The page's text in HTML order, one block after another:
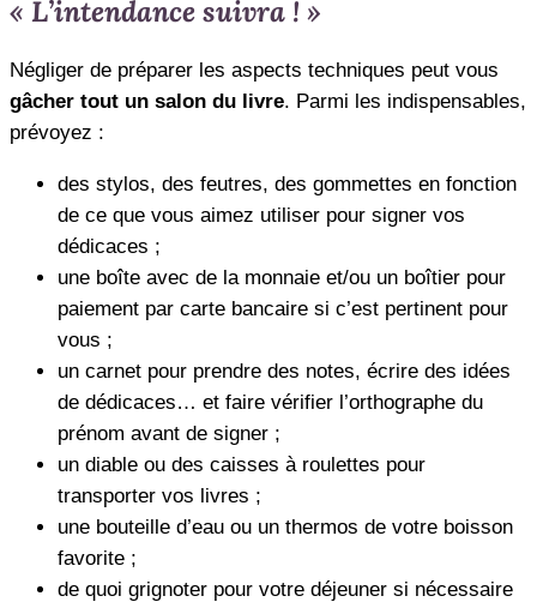
« L’intendance suivra ! »
Négliger de préparer les aspects techniques peut vous
gâcher tout un salon du livre. Parmi les indispensables,
prévoyez :
des stylos, des feutres, des gommettes en fonction
de ce que vous aimez utiliser pour signer vos
dédicaces ;
une boîte avec de la monnaie et/ou un boîtier pour
paiement par carte bancaire si c’est pertinent pour
vous ;
un carnet pour prendre des notes, écrire des idées
de dédicaces… et faire vérifier l’orthographe du
prénom avant de signer ;
un diable ou des caisses à roulettes pour
transporter vos livres ;
une bouteille d’eau ou un thermos de votre boisson
favorite ;
de quoi grignoter pour votre déjeuner si nécessaire